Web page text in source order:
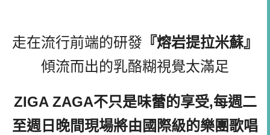
走在流行前端的研發 『熔岩提拉米蘇』
傾流而出的乳酪糊視覺太滿足
ZIGA ZAGA不只是味蕾的享受,每週二
至週日晚間現場將由國際級的樂團歌唱